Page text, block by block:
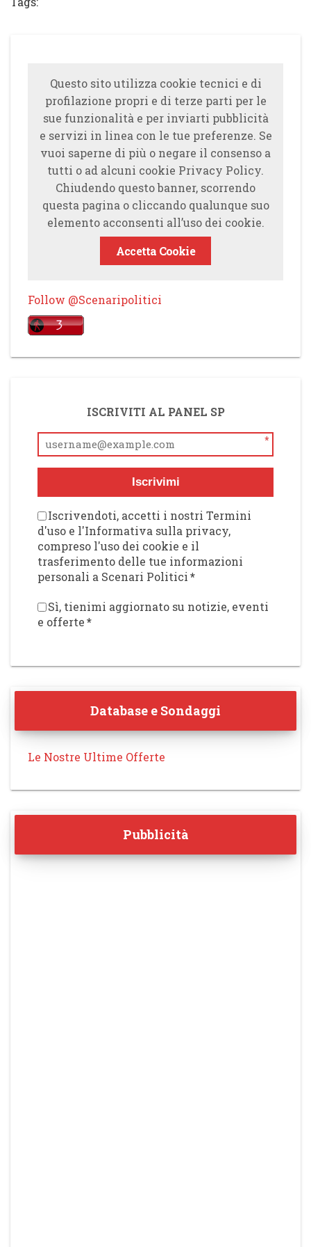
Questo sito utilizza cookie tecnici e di
profilazione propri e di terze parti per le
sue funzionalità e per inviarti pubblicità
e servizi in linea con le tue preferenze. Se
vuoi saperne di più o negare il consenso a
tutti o ad alcuni cookie Privacy Policy.
Chiudendo questo banner, scorrendo
questa pagina o cliccando qualunque suo
elemento acconsenti all’uso dei cookie.
Accetta Cookie
Follow @Scenaripolitici
ISCRIVITI AL PANEL SP
*
Iscrivimi
Iscrivendoti, accetti i nostri Termini
d'uso e l'Informativa sulla privacy,
compreso l'uso dei cookie e il
trasferimento delle tue informazioni
personali a Scenari Politici*
Sì, tienimi aggiornato su notizie, eventi
e offerte*
Database e Sondaggi
Le Nostre Ultime Offerte
Pubblicità